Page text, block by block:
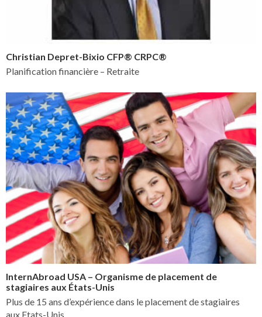
Christian Depret-Bixio CFP® CRPC®
Planification financière – Retraite
InternAbroad USA – Organisme de placement de
stagiaires aux États-Unis
Plus de 15 ans d’expérience dans le placement de stagiaires
aux Etats-Unis